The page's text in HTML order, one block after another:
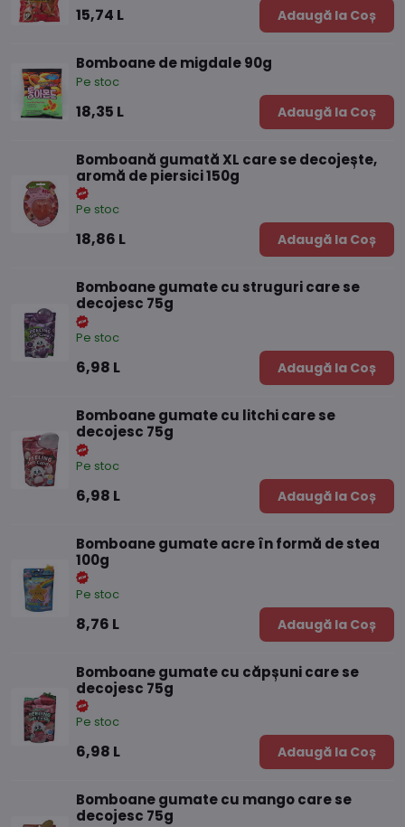
15,74 L Adaugă la Coș
Bomboane de migdale 90g
Pe stoc
18,35 L Adaugă la Coș
Bomboană gumată XL care se decojește,
aromă de piersici 150g
Pe stoc
18,86 L Adaugă la Coș
Bomboane gumate cu struguri care se
decojesc 75g
Pe stoc
6,98 L Adaugă la Coș
Bomboane gumate cu litchi care se
decojesc 75g
Pe stoc
6,98 L Adaugă la Coș
Bomboane gumate acre în formă de stea
100g
Pe stoc
8,76 L Adaugă la Coș
Bomboane gumate cu căpșuni care se
decojesc 75g
Pe stoc
6,98 L Adaugă la Coș
Bomboane gumate cu mango care se
decojesc 75g